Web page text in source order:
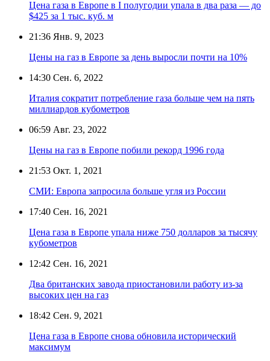
Цена газа в Европе в I полугодии упала в два раза — до
$425 за 1 тыс. куб. м
21:36 Янв. 9, 2023
Цены на газ в Европе за день выросли почти на 10%
14:30 Сен. 6, 2022
Италия сократит потребление газа больше чем на пять
миллиардов кубометров
06:59 Авг. 23, 2022
Цены на газ в Европе побили рекорд 1996 года
21:53 Окт. 1, 2021
СМИ: Европа запросила больше угля из России
17:40 Сен. 16, 2021
Цена газа в Европе упала ниже 750 долларов за тысячу
кубометров
12:42 Сен. 16, 2021
Два британских завода приостановили работу из-за
высоких цен на газ
18:42 Сен. 9, 2021
Цена газа в Европе снова обновила исторический
максимум